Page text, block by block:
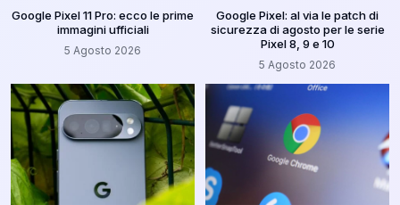
Google Pixel 11 Pro: ecco le prime
immagini ufficiali
5 Agosto 2026
Google Pixel: al via le patch di
sicurezza di agosto per le serie
Pixel 8, 9 e 10
5 Agosto 2026